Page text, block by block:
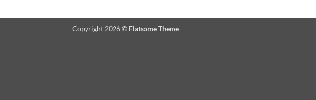
Copyright 2026 © Flatsome Theme